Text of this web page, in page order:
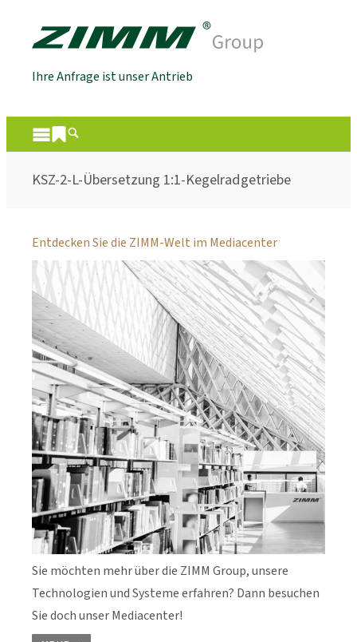
Ihre Anfrage ist unser Antrieb
KSZ-2-L-Übersetzung 1:1-Kegelradgetriebe
Entdecken Sie die ZIMM-Welt im Mediacenter
Sie möchten mehr über die ZIMM Group, unsere
Technologien und Systeme erfahren? Dann besuchen
Sie doch unser Mediacenter!